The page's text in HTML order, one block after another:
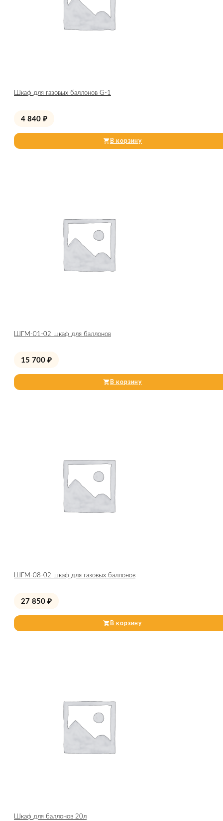
Шкаф для газовых баллонов G-1
4 840 ₽
В корзину
ШГМ-01-02 шкаф для баллонов
15 700 ₽
В корзину
ШГМ-08-02 шкаф для газовых баллонов
27 850 ₽
В корзину
Шкаф для баллонов 20л